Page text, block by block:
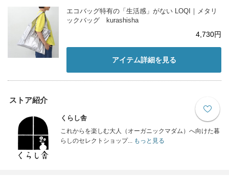
エコバッグ特有の「生活感」がない LOQI｜メタリ
ックバッグ kurashisha
4,730円
アイテム詳細を見る
ストア紹介
くらし舎
これからを楽しむ大人（オーガニックマダム）へ向けた暮
らしのセレクトショップ...
もっと見る